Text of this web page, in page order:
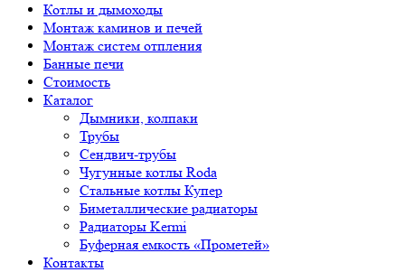
Котлы и дымоходы
Монтаж каминов и печей
Монтаж систем отпления
Банные печи
Стоимость
Каталог
Дымники, колпаки
Трубы
Сендвич-трубы
Чугунные котлы Roda
Стальные котлы Купер
Биметаллические радиаторы
Радиаторы Kermi
Буферная емкость «Прометей»
Контакты